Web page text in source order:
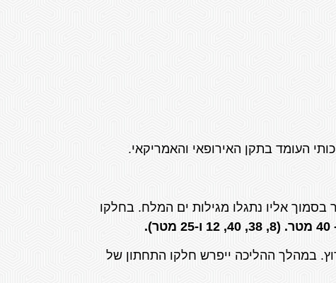
העומד בתקן האירופאי והאמריקאי.
בסמוך אליו נתגלו מגילות ים המלח. בחלקו
לנקודת המפגש עם הערוץ. במהלך ההליכה ייפרש חלקו התחתון של